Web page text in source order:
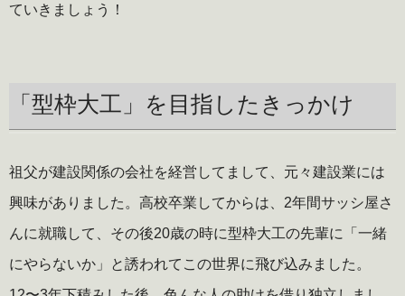
ていきましょう！
「型枠大工」を目指したきっかけ
祖父が建設関係の会社を経営してまして、元々建設業には
興味がありました。高校卒業してからは、2年間サッシ屋さ
んに就職して、その後20歳の時に型枠大工の先輩に「一緒
にやらないか」と誘われてこの世界に飛び込みました。